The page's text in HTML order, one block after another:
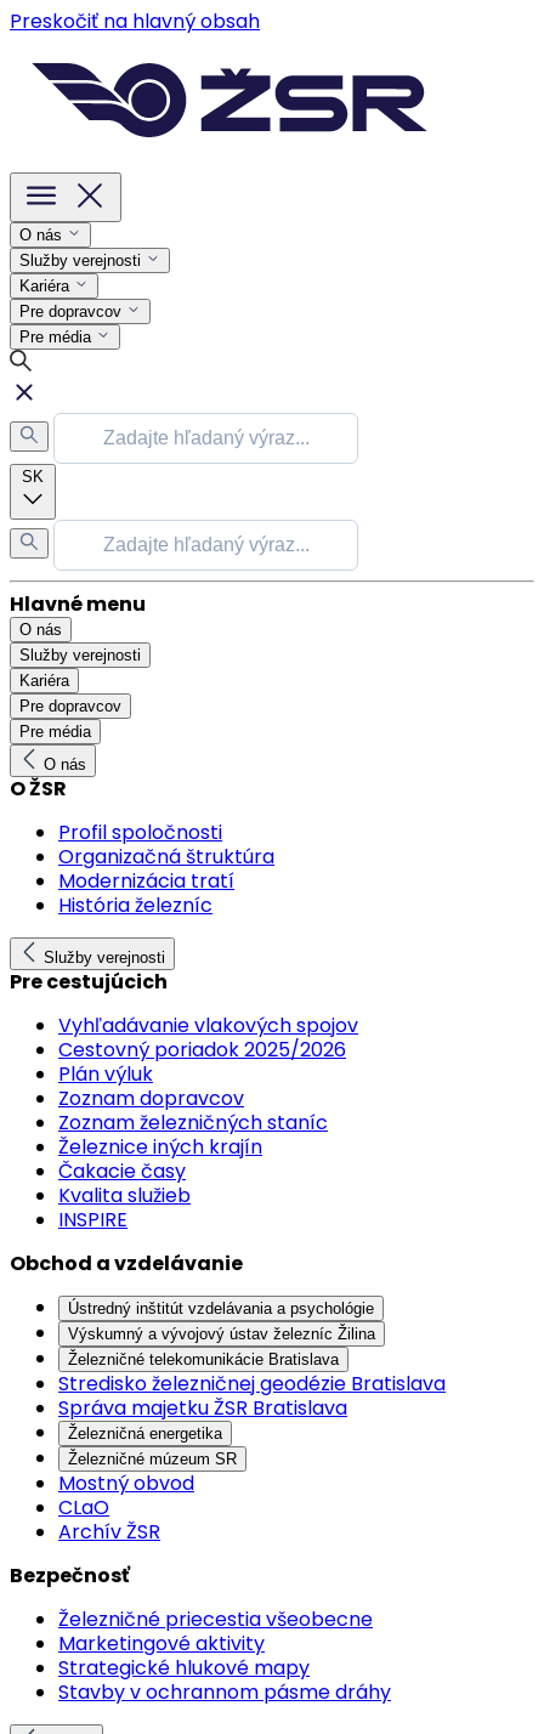
Preskočiť na hlavný obsah
O nás
Služby verejnosti
Kariéra
Pre dopravcov
Pre média
SK
Hlavné menu
O nás
Služby verejnosti
Kariéra
Pre dopravcov
Pre média
O nás
O ŽSR
Profil spoločnosti
Organizačná štruktúra
Modernizácia tratí
História železníc
Služby verejnosti
Pre cestujúcich
Vyhľadávanie vlakových spojov
Cestovný poriadok 2025/2026
Plán výluk
Zoznam dopravcov
Zoznam železničných staníc
Železnice iných krajín
Čakacie časy
Kvalita služieb
INSPIRE
Obchod a vzdelávanie
Ústredný inštitút vzdelávania a psychológie
Výskumný a vývojový ústav železníc Žilina
Železničné telekomunikácie Bratislava
Stredisko železničnej geodézie Bratislava
Správa majetku ŽSR Bratislava
Železničná energetika
Železničné múzeum SR
Mostný obvod
CLaO
Archív ŽSR
Bezpečnosť
Železničné priecestia všeobecne
Marketingové aktivity
Strategické hlukové mapy
Stavby v ochrannom pásme dráhy